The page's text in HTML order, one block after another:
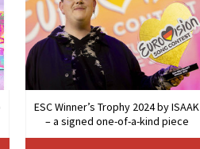
ESC Winner’s Trophy 2024 by ISAAK
– a signed one-of-a-kind piece